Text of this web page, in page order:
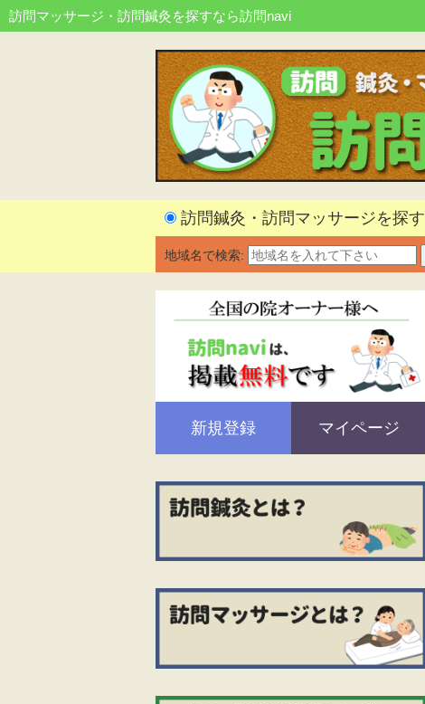
訪問マッサージ・訪問鍼灸を探すなら訪問navi
訪問鍼灸・訪問マッサージを探す
地域名で検索:
新規登録 マイページ